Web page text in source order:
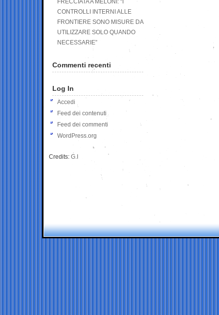
FRECCIATA A MELONI: “I
CONTROLLI INTERNI ALLE
FRONTIERE SONO MISURE DA
UTILIZZARE SOLO QUANDO
NECESSARIE”
Commenti recenti
Log In
Accedi
Feed dei contenuti
Feed dei commenti
WordPress.org
Credits: G.I